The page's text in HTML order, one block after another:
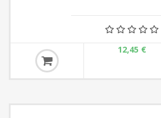
12,45 €